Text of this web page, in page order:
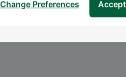
Change Preferences